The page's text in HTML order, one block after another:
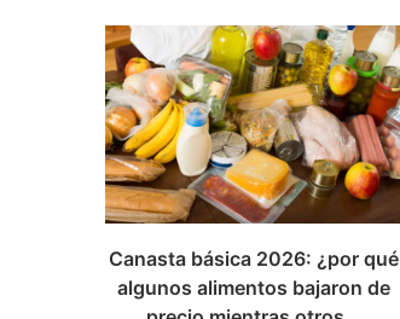
Canasta básica 2026: ¿por qué
algunos alimentos bajaron de